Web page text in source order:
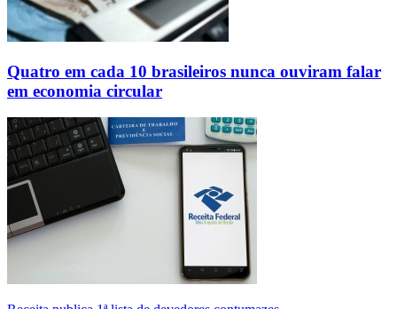
Quatro em cada 10 brasileiros nunca ouviram falar
em economia circular